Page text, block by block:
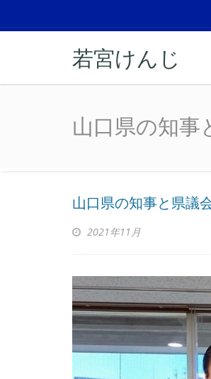
若宮けんじ
山口県の知事
山口県の知事と県議
2021年11月